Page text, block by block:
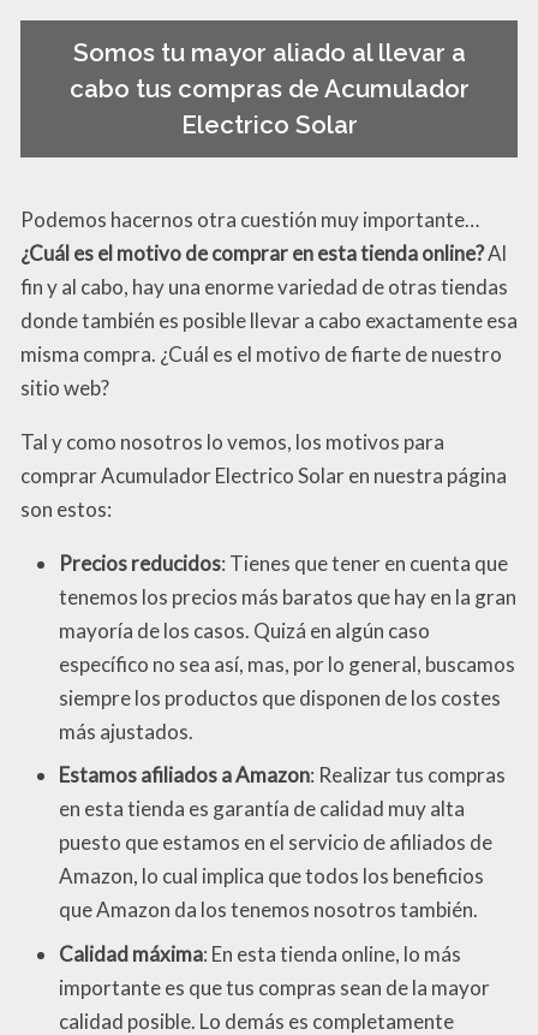
Somos tu mayor aliado al llevar a
cabo tus compras de Acumulador
Electrico Solar
Podemos hacernos otra cuestión muy importante…
¿Cuál es el motivo de comprar en esta tienda online?Al
fin y al cabo, hay una enorme variedad de otras tiendas
donde también es posible llevar a cabo exactamente esa
misma compra. ¿Cuál es el motivo de fiarte de nuestro
sitio web?
Tal y como nosotros lo vemos, los motivos para
comprar Acumulador Electrico Solar en nuestra página
son estos:
Precios reducidos: Tienes que tener en cuenta que
tenemos los precios más baratos que hay en la gran
mayoría de los casos. Quizá en algún caso
específico no sea así, mas, por lo general, buscamos
siempre los productos que disponen de los costes
más ajustados.
Estamos afiliados a Amazon: Realizar tus compras
en esta tienda es garantía de calidad muy alta
puesto que estamos en el servicio de afiliados de
Amazon, lo cual implica que todos los beneficios
que Amazon da los tenemos nosotros también.
Calidad máxima: En esta tienda online, lo más
importante es que tus compras sean de la mayor
calidad posible. Lo demás es completamente